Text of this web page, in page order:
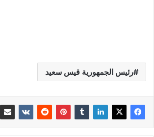
رئيس الجمهورية قيس سعيد